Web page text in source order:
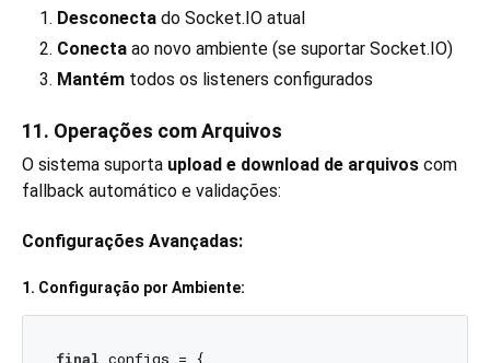
Desconecta do Socket.IO atual
Conecta ao novo ambiente (se suportar Socket.IO)
Mantém todos os listeners configurados
11. Operações com Arquivos
O sistema suporta upload e download de arquivos com
fallback automático e validações:
Configurações Avançadas:
1. Configuração por Ambiente:
final configs = {